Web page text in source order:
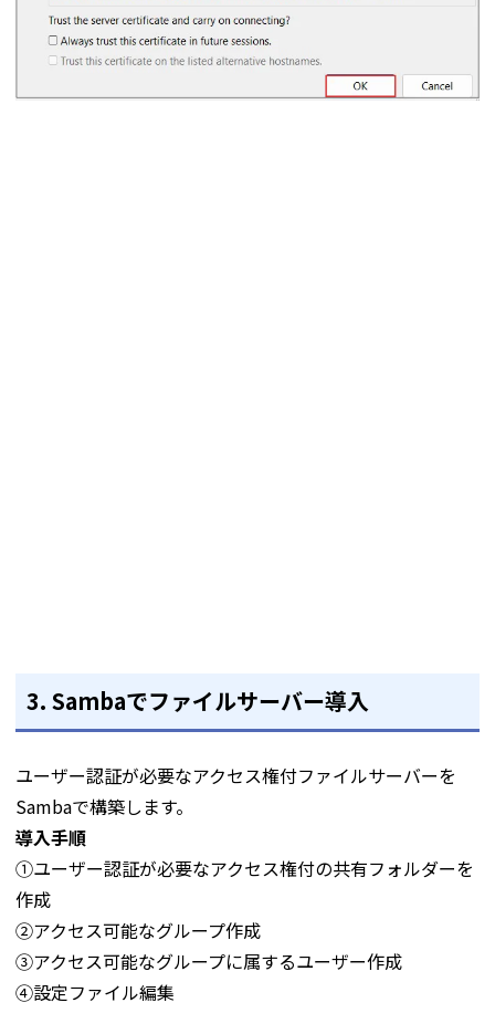
3. Sambaでファイルサーバー導入
ユーザー認証が必要なアクセス権付ファイルサーバーを
Sambaで構築します。
導入手順
①ユーザー認証が必要なアクセス権付の共有フォルダーを
作成
②アクセス可能なグループ作成
③アクセス可能なグループに属するユーザー作成
④設定ファイル編集